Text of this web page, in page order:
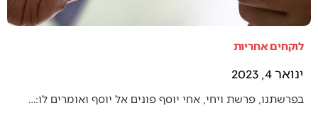
לוקחים אחריות
ינואר 4, 2023
בפרשתנו, פרשת ויחי, אחי יוסף פונים אל יוסף ואומרים לו:…